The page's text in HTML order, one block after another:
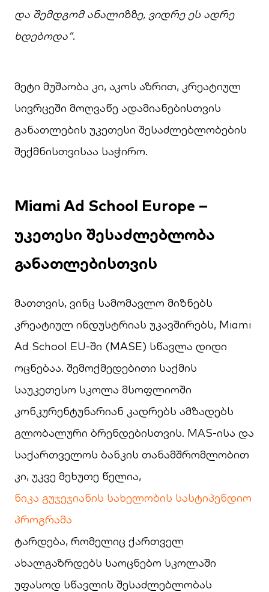
და შემდგომ ანალიზზე, ვიდრე ეს ადრე
ხდებოდა“.
მეტი მუშაობა კი, აკოს აზრით, კრეატიულ
სივრცეში მოღვაწე ადამიანებისთვის
განათლების უკეთესი შესაძლებლობების
შექმნისთვისაა საჭირო.
Miami Ad School Europe –
უკეთესი შესაძლებლობა
განათლებისთვის
მათთვის, ვინც სამომავლო მიზნებს
კრეატიულ ინდუსტრიას უკავშირებს, Miami
Ad School EU-ში (MASE) სწავლა დიდი
ოცნებაა. შემოქმედებითი საქმის
საუკეთესო სკოლა მსოფლიოში
კონკურენტუნარიან კადრებს ამზადებს
გლობალური ბრენდებისთვის. MAS-ისა და
საქართველოს ბანკის თანამშრომლობით
კი, უკვე მეხუთე წელია,
ნიკა გუჯეჯიანის სახელობის სასტიპენდიო
პროგრამა
ტარდება, რომელიც ქართველ
ახალგაზრდებს საოცნებო სკოლაში
უფასოდ სწავლის შესაძლებლობას